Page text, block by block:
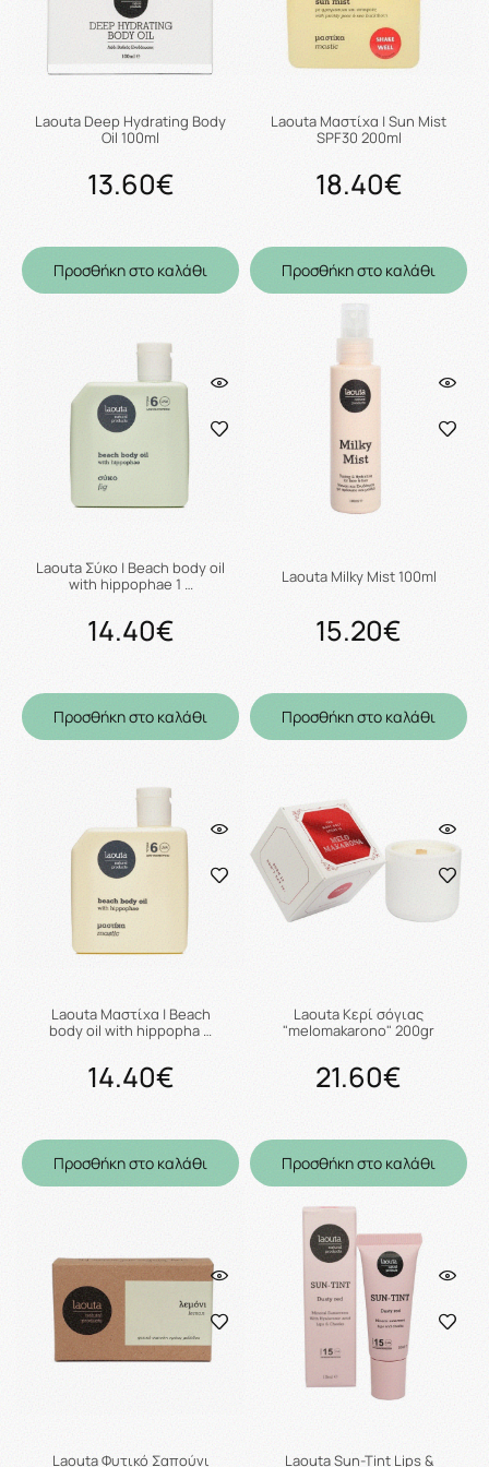
Laouta Deep Hydrating Body
Oil 100ml
13.60€
Προσθήκη στο καλάθι
Laouta Μαστίχα | Sun Mist
SPF30 200ml
18.40€
Προσθήκη στο καλάθι
Laouta Σύκο | Beach body oil
with hippophae 1 …
14.40€
Προσθήκη στο καλάθι
Laouta Milky Mist 100ml
15.20€
Προσθήκη στο καλάθι
Laouta Μαστίχα | Beach
body oil with hippopha …
14.40€
Προσθήκη στο καλάθι
Laouta Κερί σόγιας
"melomakarono" 200gr
21.60€
Προσθήκη στο καλάθι
Laouta Φυτικό Σαπούνι Laouta Sun-Tint Lips &